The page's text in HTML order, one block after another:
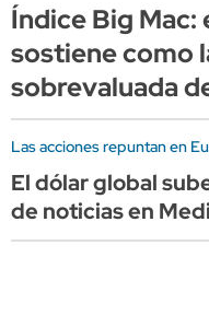
Índice Big Mac:
sostiene como
sobrevaluada
Las acciones repuntan en
El dólar global
de noticias en